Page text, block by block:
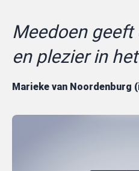
Meedoen
en plezier in
Marieke van Noordenburg